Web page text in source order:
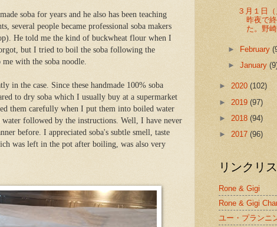
soba for years and he also has been teaching
several people became professional soba makers
He told me the kind of buckwheat flour when I
but I tried to boil the soba following the
with the soba noodle.
in the case. Since these handmade 100% soba
to dry soba which I usually buy at a supermarket
them carefully when I put them into boiled water
followed by the instructions. Well, I have never
before. I appreciated soba's subtle smell, taste
was left in the pot after boiling, was also very
３月１日
昨夜で
た。野
► February
►January
► 2020 (102)
► 2019 (97)
► 2018 (94)
► 2017 (96)
リンクリ
Rone & Gigi
Rone & Gigi
ユー・プランニ